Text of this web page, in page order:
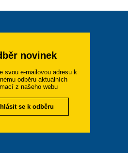
novinek
svou e-mailovou adresu k
odběru aktuálních
z našeho webu
se k odběru